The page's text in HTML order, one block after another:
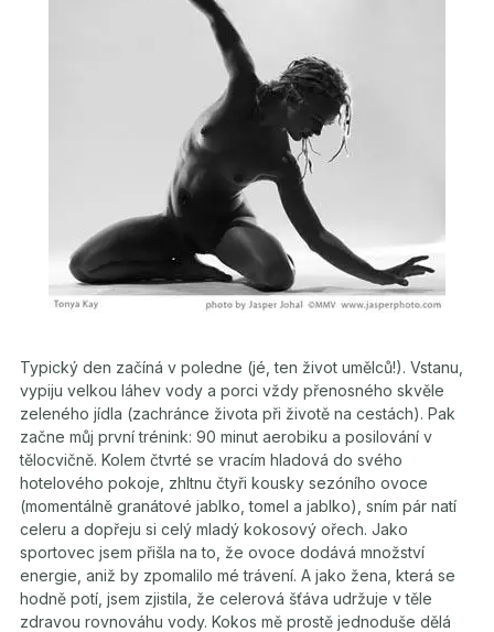
Typický den začíná v poledne (jé, ten život umělců!). Vstanu,
vypiju velkou láhev vody a porci vždy přenosného skvěle
zeleného jídla (zachránce života při životě na cestách). Pak
začne můj první trénink: 90 minut aerobiku a posilování v
tělocvičně. Kolem čtvrté se vracím hladová do svého
hotelového pokoje, zhltnu čtyři kousky sezóního ovoce
(momentálně granátové jablko, tomel a jablko), sním pár natí
celeru a dopřeju si celý mladý kokosový ořech. Jako
sportovec jsem přišla na to, že ovoce dodává množství
energie, aniž by zpomalilo mé trávení. A jako žena, která se
hodně potí, jsem zjistila, že celerová šťáva udržuje v těle
zdravou rovnováhu vody. Kokos mě prostě jednoduše dělá